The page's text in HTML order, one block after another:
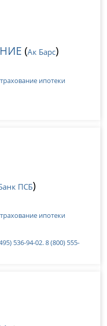
(Ак Барс)
ипотеки
ПСБ)
ипотеки
536-94-02. 8 (800) 555-